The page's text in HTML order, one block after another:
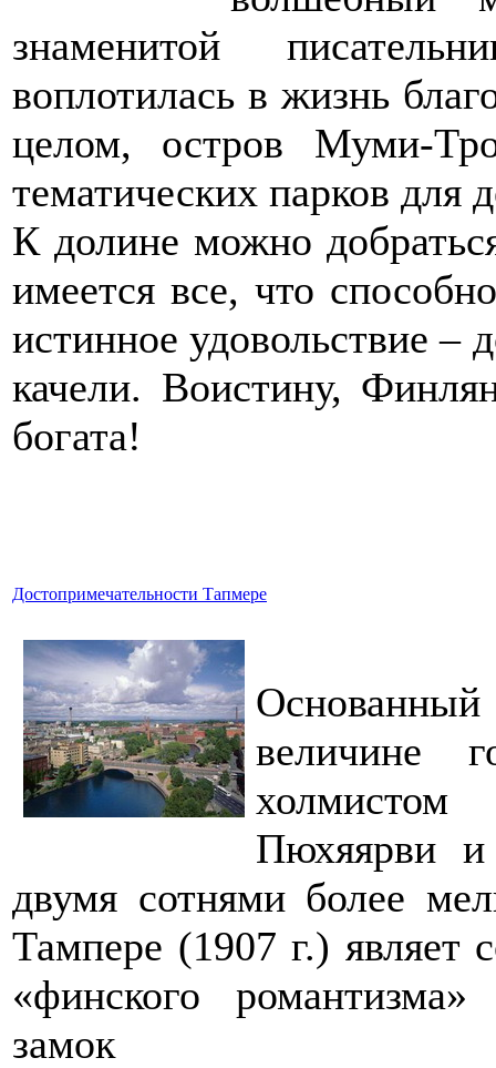
знаменитой
воплотилась в жизнь
целом, остров Муми-
тематических парков для
К долине можно
имеется все, что
истинное удовольствие
качели. Воистину,
богата!
Достопримечательности Тапмере
величине
Пюхяярви и
двумя сотнями более
Тампере (1907 г.) являет
«финского
замок